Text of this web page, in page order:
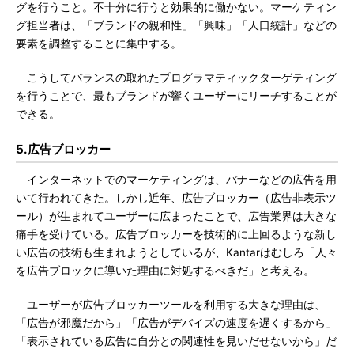
グを行うこと。不十分に行うと効果的に働かない。マーケティン
グ担当者は、「ブランドの親和性」「興味」「人口統計」などの
要素を調整することに集中する。
こうしてバランスの取れたプログラマティックターゲティング
を行うことで、最もブランドが響くユーザーにリーチすることが
できる。
5.広告ブロッカー
インターネットでのマーケティングは、バナーなどの広告を用
いて行われてきた。しかし近年、広告ブロッカー（広告非表示ツ
ール）が生まれてユーザーに広まったことで、広告業界は大きな
痛手を受けている。広告ブロッカーを技術的に上回るような新し
い広告の技術も生まれようとしているが、Kantarはむしろ「人々
を広告ブロックに導いた理由に対処するべきだ」と考える。
ユーザーが広告ブロッカーツールを利用する大きな理由は、
「広告が邪魔だから」「広告がデバイズの速度を遅くするから」
「表示されている広告に自分との関連性を見いだせないから」だ